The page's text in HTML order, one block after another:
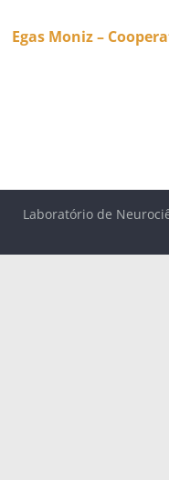
Egas Moniz –
Laboratório de